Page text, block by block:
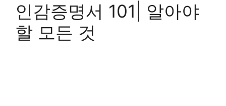
인감증명서 101| 알아야
할 모든 것